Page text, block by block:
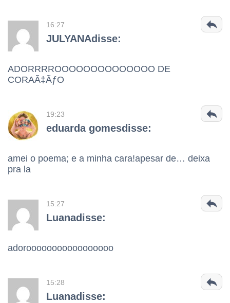
16:27
JULYANAdisse:
ADORRRROOOOOOOOOOOOOO DE
CORAÃ‡ÃƒO
19:23
eduarda gomesdisse:
amei o poema; e a minha cara!apesar de… deixa
pra la
15:27
Luanadisse:
adorooooooooooooooooo
15:28
Luanadisse: